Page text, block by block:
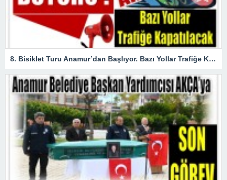
8. Bisiklet Turu Anamur’dan Başlıyor. Bazı Yollar Trafiğe Kapatılacak